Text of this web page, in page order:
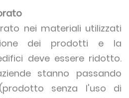
nei materiali utilizzati
dei prodotti e la
deve essere ridotto.
stanno passando
senza l'uso di